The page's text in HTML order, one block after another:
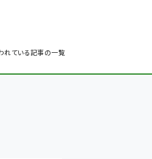
れている記事の一覧